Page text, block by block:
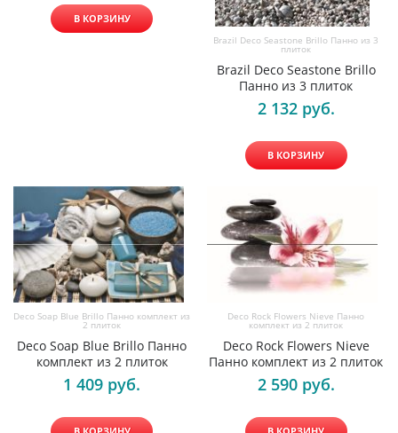
В КОРЗИНУ
Brazil Deco Seastone Brillo Панно из 3
плиток
Brazil Deco Seastone Brillo
Панно из 3 плиток
2 132 руб.
В КОРЗИНУ
Deco Soap Blue Brillo Панно комплект из
2 плиток
Deco Soap Blue Brillo Панно
комплект из 2 плиток
1 409 руб.
Deco Rock Flowers Nieve Панно
комплект из 2 плиток
Deco Rock Flowers Nieve
Панно комплект из 2 плиток
2 590 руб.